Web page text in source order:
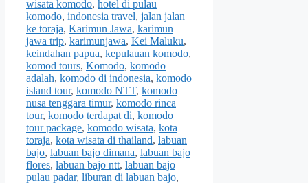
wisata komodo, hotel di pulau
komodo, indonesia travel, jalan jalan
ke toraja, Karimun Jawa, karimun
jawa trip, karimunjawa, Kei Maluku,
keindahan papua, kepulauan komodo,
komod tours, Komodo, komodo
adalah, komodo di indonesia, komodo
island tour, komodo NTT, komodo
nusa tenggara timur, komodo rinca
tour, komodo terdapat di, komodo
tour package, komodo wisata, kota
toraja, kota wisata di thailand, labuan
bajo, labuan bajo dimana, labuan bajo
flores, labuan bajo ntt, labuan bajo
pulau padar, liburan di labuan bajo,